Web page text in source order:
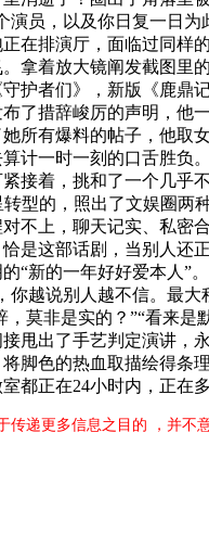
员，以及你日复一日
在排演厅，面临过同
拿着放大镜阐发截图
护者们》，新版《鹿
了措辞峻厉的声明，
所有爆料的帖子，他取
计一时一刻的口舌胜
接着，挑和了一个几
型的，照出了文娱圈
不上，聊天记实、私密
是这部话剧，当别人
新的一年好好爱本人”
越说别人越不信。最
莫非是实的？”“看来
甩出了手艺判定演讲
脚色的热血取描绘得条
正在24小时内，正在
递更多信息之目的 ，并不